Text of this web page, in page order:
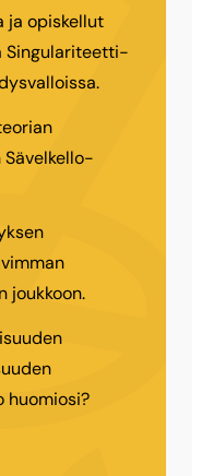
ja opiskellut
Singulariteetti-
joukkoon.
huomiosi?